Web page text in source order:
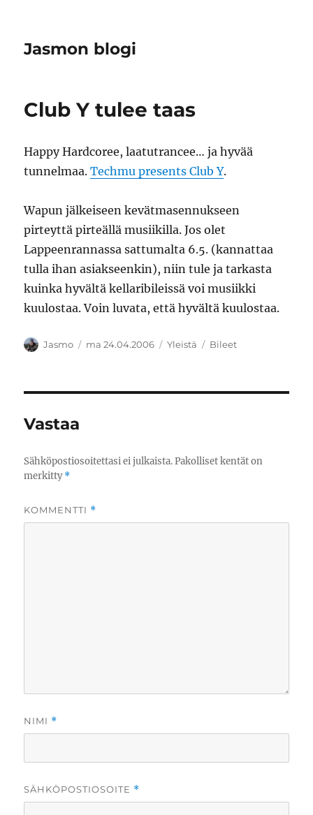
Jasmon blogi
Club Y tulee taas
Happy Hardcoree, laatutrancee… ja hyvää
tunnelmaa.Techmu presents Club Y.
Wapun jälkeiseen kevätmasennukseen
pirteyttä pirteällä musiikilla. Jos olet
Lappeenrannassa sattumalta 6.5. (kannattaa
tulla ihan asiakseenkin), niin tule ja tarkasta
kuinka hyvältä kellaribileissä voi musiikki
kuulostaa. Voin luvata, että hyvältä kuulostaa.
Kirjoittaja
Jasmo Julkaistu
ma 24.04.2006 Kategoriat
Yleistä Avainsanat
Bileet
Vastaa
Sähköpostiosoitettasi ei julkaista. Pakolliset kentät on
merkitty*
KOMMENTTI *
NIMI *
SÄHKÖPOSTIOSOITE *